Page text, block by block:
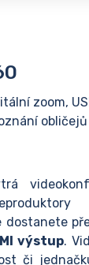
zoom,
dostanete
výstup.
či